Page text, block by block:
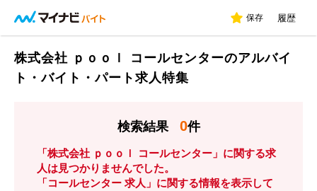
保存 履歴
株式会社 ｐｏｏｌ コールセンターのアルバイ
ト・バイト・パート求人特集
検索結果 0件
「株式会社 ｐｏｏｌ コールセンター」に関する求
人は見つかりませんでした。
「コールセンター 求人」に関する情報を表示して